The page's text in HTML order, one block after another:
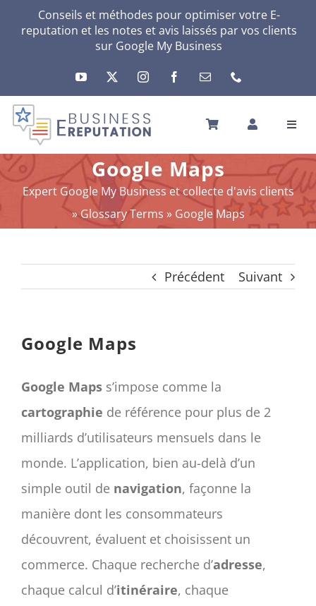
Conseils et méthodes pour optimiser votre E-
reputation et les notes et avis laissés par vos clients
sur Google My Business
ACCUEIL
VOTRE E-RÉPUTATION
VOTRE ACTIVITÉ
MES SERVICES
Panier
mon compte
RECHERCHER:
Google Maps
Expert Google My Business et collecte d'avis clients
»Glossary Terms » Google Maps
Précédent Suivant
Google Maps
Google Maps s’impose comme la
cartographie de référence pour plus de 2
milliards d’utilisateurs mensuels dans le
monde. L’application, bien au-delà d’un
simple outil de navigation, façonne la
manière dont les consommateurs
découvrent, évaluent et choisissent un
commerce. Chaque recherche d’adresse,
chaque calcul d’itinéraire, chaque